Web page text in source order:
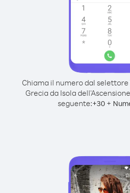
Chiama il numero dal selettore
Grecia da Isola
seguente:+30+